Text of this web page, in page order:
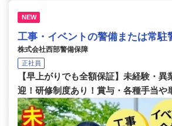
NEW
工事・イベントの警備または常駐
株式会社西部警備保障
正社員
【早上がりでも全額保証】未経験・
迎！研修制度あり！賞与・各種手当や